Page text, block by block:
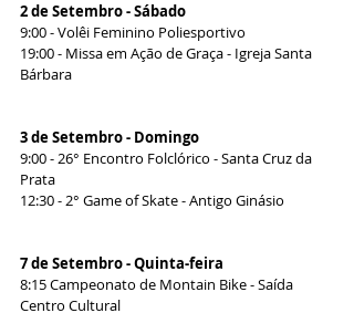
2 de Setembro - Sábado
9:00 - Volêi Feminino Poliesportivo
19:00 - Missa em Ação de Graça - Igreja Santa
Bárbara
3 de Setembro - Domingo
9:00 - 26° Encontro Folclórico - Santa Cruz da
Prata
12:30 - 2° Game of Skate - Antigo Ginásio
7 de Setembro - Quinta-feira
8:15 Campeonato de Montain Bike - Saída
Centro Cultural